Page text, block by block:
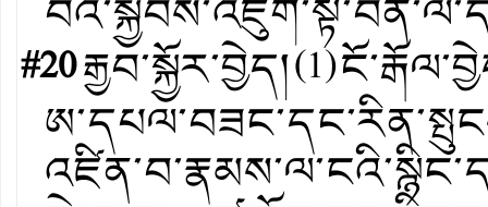
#20རྒྱབ་སྐྱོར་བྱེད།(1)